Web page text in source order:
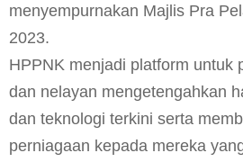
menyempurnakan Majlis Pra
2023.
HPPNK menjadi platform untuk
dan nelayan mengetengahkan
dan teknologi terkini serta
perniagaan kepada mereka